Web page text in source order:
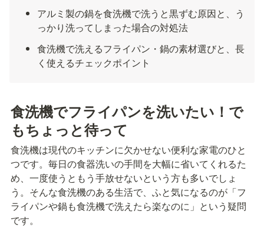
アルミ製の鍋を食洗機で洗うと黒ずむ原因と、う
っかり洗ってしまった場合の対処法
食洗機で洗えるフライパン・鍋の素材選びと、長
く使えるチェックポイント
食洗機でフライパンを洗いたい！で
もちょっと待って
食洗機は現代のキッチンに欠かせない便利な家電のひと
つです。毎日の食器洗いの手間を大幅に省いてくれるた
め、一度使うともう手放せないという方も多いでしょ
う。そんな食洗機のある生活で、ふと気になるのが「フ
ライパンや鍋も食洗機で洗えたら楽なのに」という疑問
です。